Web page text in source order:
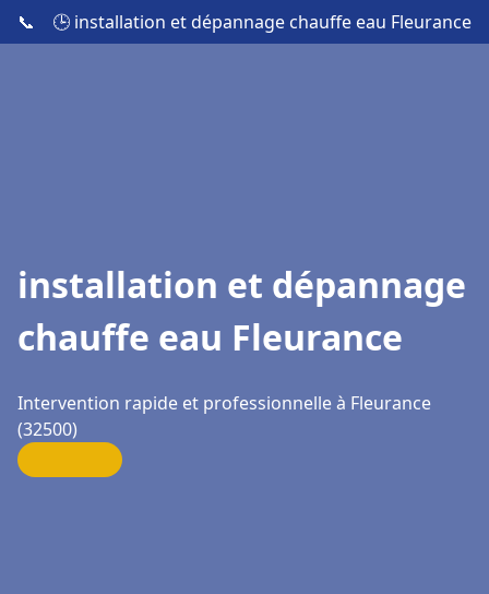
📞 🕒 installation et dépannage chauffe eau Fleurance
installation et dépannage
chauffe eau Fleurance
Intervention rapide et professionnelle à Fleurance
(32500)